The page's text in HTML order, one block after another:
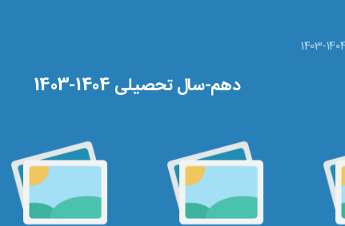
دهم-سال تحصیلی 1404-1403